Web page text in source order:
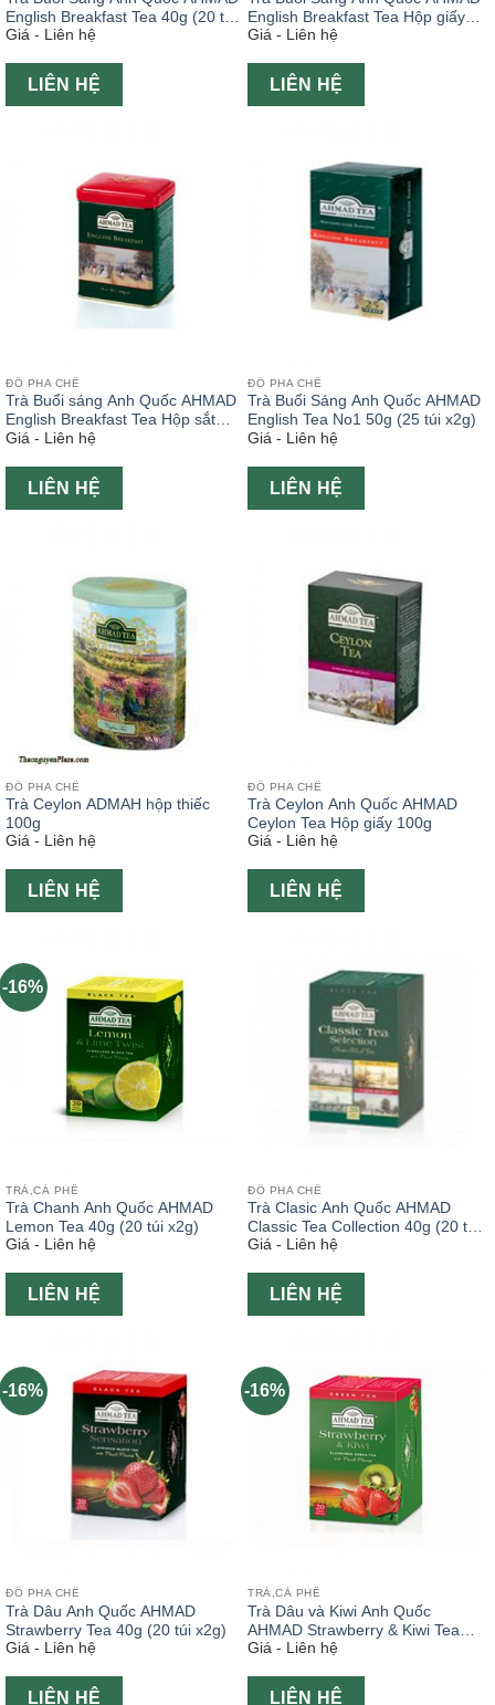
English Breakfast Tea 40g (20 túi
x2g)
Giá - Liên hệ
LIÊN HỆ
English Breakfast Tea Hộp giấy
100g
Giá - Liên hệ
LIÊN HỆ
ĐỒ PHA CHẾ
Trà Buổi sáng Anh Quốc AHMAD
English Breakfast Tea Hộp sắt
100g
Giá - Liên hệ
LIÊN HỆ
ĐỒ PHA CHẾ
Trà Buổi Sáng Anh Quốc AHMAD
English Tea No1 50g (25 túi x2g)
Giá - Liên hệ
LIÊN HỆ
ĐỒ PHA CHẾ
Trà Ceylon ADMAH hộp thiếc
100g
Giá - Liên hệ
LIÊN HỆ
ĐỒ PHA CHẾ
Trà Ceylon Anh Quốc AHMAD
Ceylon Tea Hộp giấy 100g
Giá - Liên hệ
LIÊN HỆ
-16%
TRÀ,CÀ PHÊ
Trà Chanh Anh Quốc AHMAD
Lemon Tea 40g (20 túi x2g)
Giá - Liên hệ
LIÊN HỆ
ĐỒ PHA CHẾ
Trà Clasic Anh Quốc AHMAD
Classic Tea Collection 40g (20 túi
x2g)
Giá - Liên hệ
LIÊN HỆ
-16%
ĐỒ PHA CHẾ
Trà Dâu Anh Quốc AHMAD
Strawberry Tea 40g (20 túi x2g)
Giá - Liên hệ
LIÊN HỆ
-16%
TRÀ,CÀ PHÊ
Trà Dâu và Kiwi Anh Quốc
AHMAD Strawberry & Kiwi Tea
40g (20 túi x2g)
Giá - Liên hệ
LIÊN HỆ